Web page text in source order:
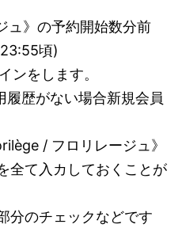
ュ》の予約開始数分前
頃)
ンをします。
歴がない場合新規会員
/ フロリレージュ》
全て入カしておくことが
分のチェックなどです